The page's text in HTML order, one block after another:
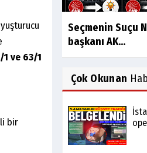
1 ve 63/1
bir
Seçmenin Suçu
başkanı AK...
Çok Okunan